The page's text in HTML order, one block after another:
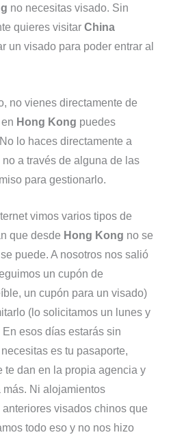
no necesitas visado. Sin
quieres visitar China
un visado para poder entrar al
no vienes directamente de
Hong Kong puedes
lo haces directamente a
a través de alguna de las
para gestionarlo.
vimos varios tipos de
que desde Hong Kong no se
puede. A nosotros nos salió
un cupón de
un cupón para un visado)
(lo solicitamos un lunes y
esos días estarás sin
es tu pasaporte,
te dan en la propia agencia y
más. Ni alojamientos
visados chinos que
todo eso y no nos hizo